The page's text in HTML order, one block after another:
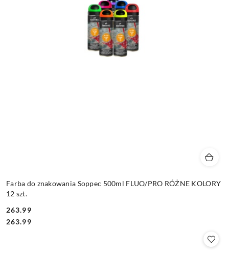
Farba do znakowania Soppec 500ml FLUO/PRO RÓŻNE KOLORY
12 szt.
Cena:
263.99
Cena:
263.99